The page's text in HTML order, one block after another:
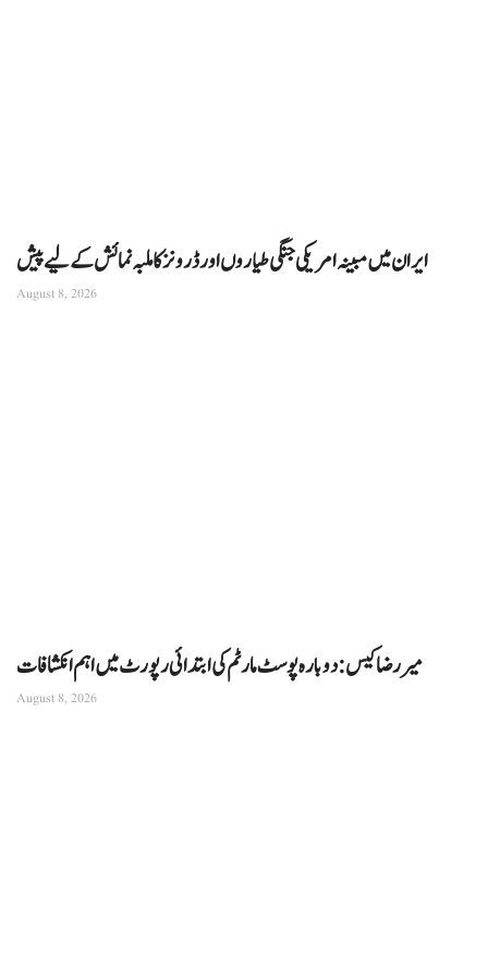
ایران میں مبینہ امریکی جنگی طیاروں اور ڈرونز کا ملبہ نمائش کے لیے پیش
August 8, 2026
میر رضا کیس: دوبارہ پوسٹ مارٹم کی ابتدائی رپورٹ میں اہم انکشافات
August 8, 2026